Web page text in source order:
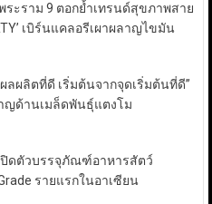
ระราม 9 ตอกย้ำเทรนด์สุขภาพสาย
เบิร์นแคลอรีเผาผลาญไขมัน
ลผลิตที่ดี เริ่มต้นจากจุดเริ่มต้นที่ดี”
ญด้านเมล็ดพันธุ์แตงโม
เปิดตัวบรรจุภัณฑ์อาหารสัตว์
รายแรกในอาเซียน